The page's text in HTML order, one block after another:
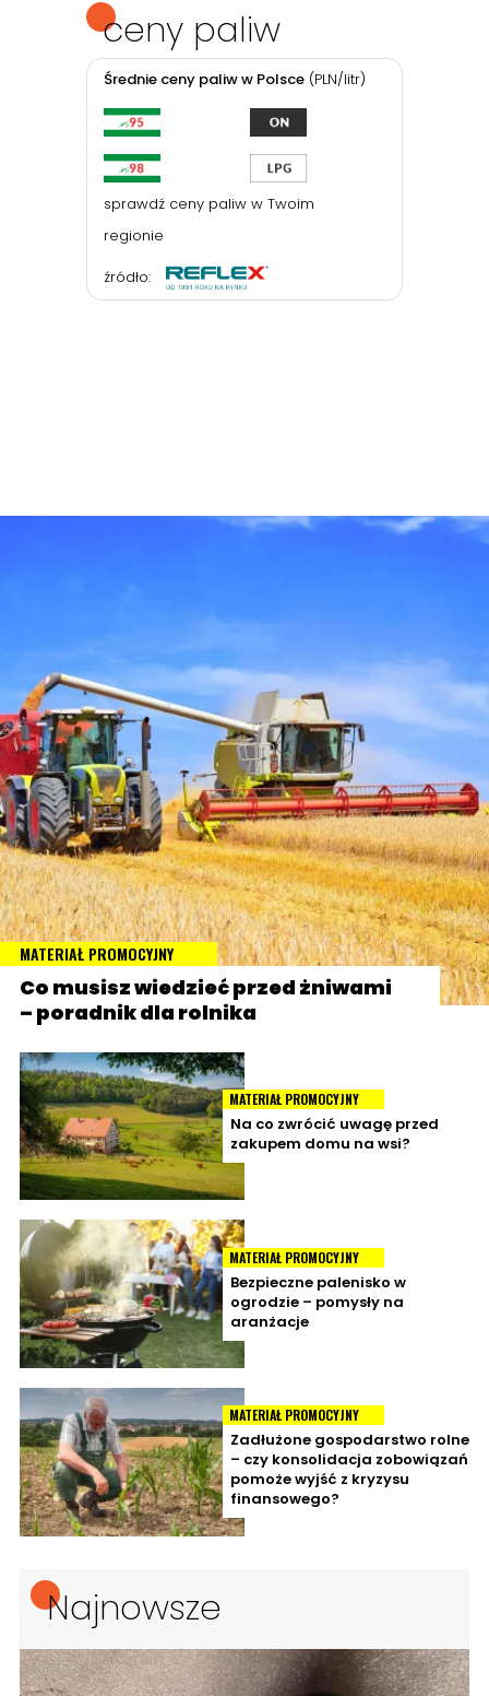
ceny paliw
Średnie ceny paliw w Polsce (PLN/litr)
sprawdź ceny paliw w Twoim
regionie
źródło:
MATERIAŁ PROMOCYJNY
Co musisz wiedzieć przed żniwami
– poradnik dla rolnika
MATERIAŁ PROMOCYJNY
Na co zwrócić uwagę przed
zakupem domu na wsi?
MATERIAŁ PROMOCYJNY
Bezpieczne palenisko w
ogrodzie – pomysły na
aranżacje
MATERIAŁ PROMOCYJNY
Zadłużone gospodarstwo rolne
– czy konsolidacja zobowiązań
pomoże wyjść z kryzysu
finansowego?
Najnowsze